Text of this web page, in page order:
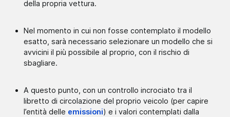
della propria vettura.
Nel momento in cui non fosse contemplato il modello
esatto, sarà necessario selezionare un modello che si
avvicini il più possibile al proprio, con il rischio di
sbagliare.
A questo punto, con un controllo incrociato tra il
libretto di circolazione del proprio veicolo (per capire
l’entità delle emissioni) e i valori contemplati dalla